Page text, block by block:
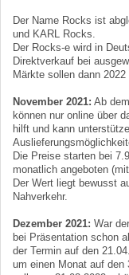
Der Name Rocks ist
und KARL Rocks.
Der Rocks-e wird in
Direktverkauf bei
Märkte sollen dann 2022
November 2021: Ab
können nur online über
hilft und kann
Die Preise starten bei
monatlich angeboten
Der Wert liegt bewusst
Nahverkehr.
Dezember 2021: War
bei Präsentation schon
der Termin auf den
um einen Monat auf